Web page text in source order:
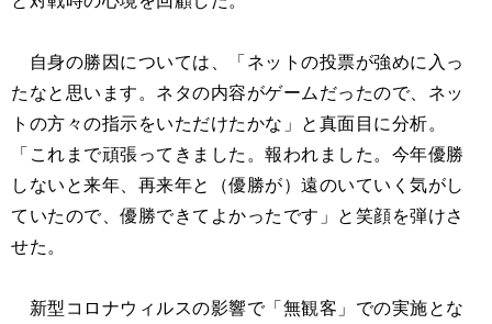
自身の勝因については、「ネットの投票が強めに入っ
たなと思います。ネタの内容がゲームだったので、ネッ
トの方々の指示をいただけたかな」と真面目に分析。
「これまで頑張ってきました。報われました。今年優勝
しないと来年、再来年と（優勝が）遠のいていく気がし
ていたので、優勝できてよかったです」と笑顔を弾けさ
せた。
新型コロナウィルスの影響で「無観客」での実施とな